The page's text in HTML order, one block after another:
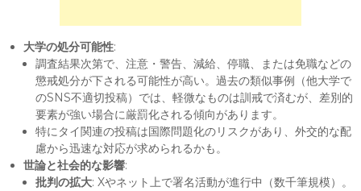
大学の処分可能性:
調査結果次第で、注意・警告、減給、停職、または免職などの
懲戒処分が下される可能性が高い。過去の類似事例（他大学で
のSNS不適切投稿）では、軽微なものは訓戒で済むが、差別的
要素が強い場合に厳罰化される傾向があります。
特にタイ関連の投稿は国際問題化のリスクがあり、外交的な配
慮から迅速な対応が求められるかも。
世論と社会的な影響:
批判の拡大: Xやネット上で署名活動が進行中（数千筆規模）。